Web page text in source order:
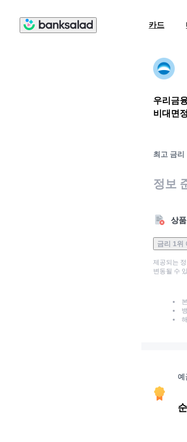
카드
우리금
비대면
최고 금리
정보
상
금리 1위
제공되는
변동될 수
예